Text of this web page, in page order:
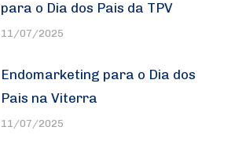
para o Dia dos Pais da TPV
11/07/2025
Endomarketing para o Dia dos
Pais na Viterra
11/07/2025